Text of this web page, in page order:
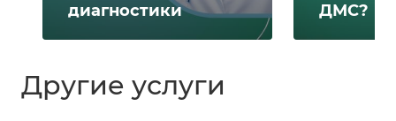
диагностики
ДМС?
Другие услуги